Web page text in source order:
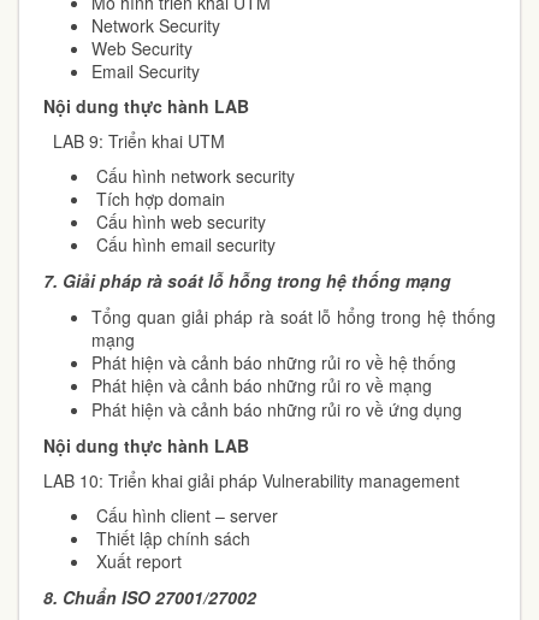
Network Security
Web Security
Email Security
Nội dung thực hành LAB
LAB 9: Triển khai UTM
Cấu hình network security
Tích hợp domain
Cấu hình web security
Cấu hình email security
7. Giải pháp rà soát lỗ hỗng trong hệ thống mạng
Tổng quan giải pháp rà soát lỗ hổng trong hệ thống
mạng
Phát hiện và cảnh báo những rủi ro về hệ thống
Phát hiện và cảnh báo những rủi ro về mạng
Phát hiện và cảnh báo những rủi ro về ứng dụng
Nội dung thực hành LAB
LAB 10: Triển khai giải pháp Vulnerability management
Cấu hình client – server
Thiết lập chính sách
Xuất report
8. Chuẩn ISO 27001/27002